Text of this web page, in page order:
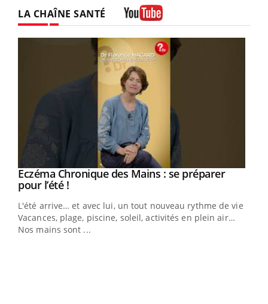
LA CHAÎNE SANTÉ
Youtube
Eczéma Chronique des Mains : se préparer
pour l’été !Youtube
L'été arrive… et avec lui, un tout nouveau rythme de vie !
Vacances, plage, piscine, soleil, activités en plein air…
Nos mains sont ...